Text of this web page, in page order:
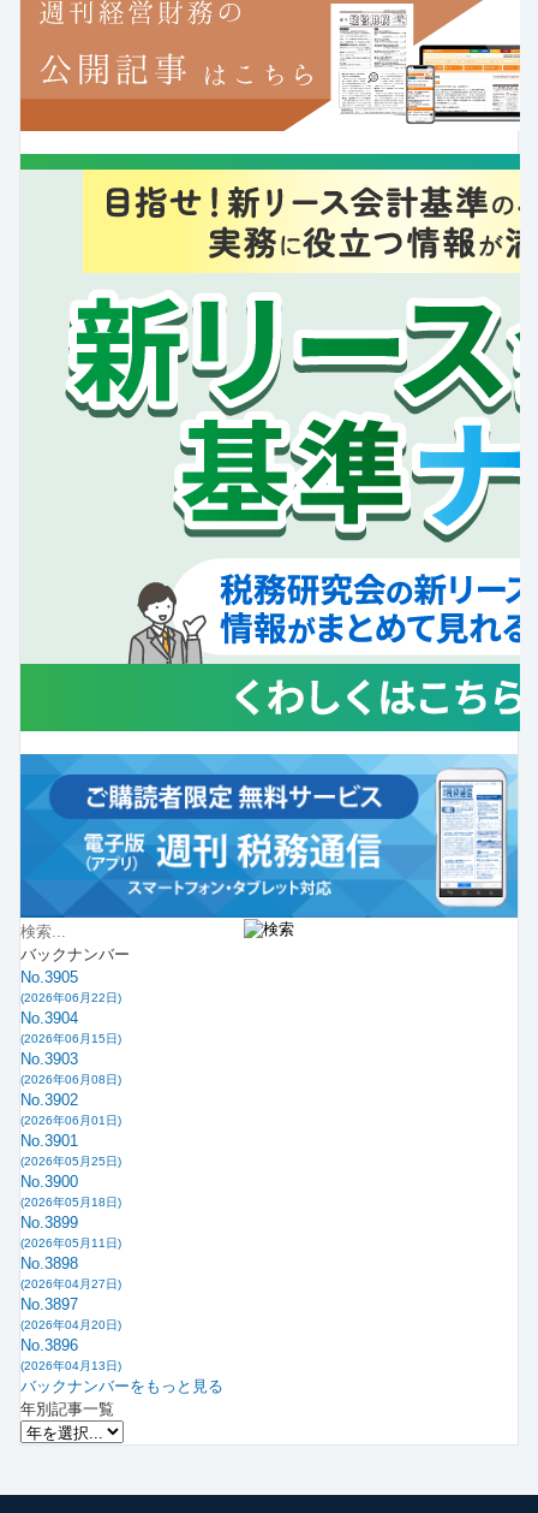
バックナンバー
No.3905
(2026年06月22日)
No.3904
(2026年06月15日)
No.3903
(2026年06月08日)
No.3902
(2026年06月01日)
No.3901
(2026年05月25日)
No.3900
(2026年05月18日)
No.3899
(2026年05月11日)
No.3898
(2026年04月27日)
No.3897
(2026年04月20日)
No.3896
(2026年04月13日)
バックナンバーをもっと見る
年別記事一覧